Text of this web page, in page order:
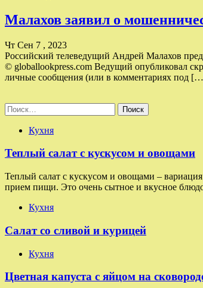
Малахов заявил о
Чт Сен 7 , 2023
Российский телеведущий Андрей Малахов
© globallookpress.com Ведущий опубликовал
личные сообщения (или в комментариях под
Найти:
Кухня
Теплый салат с кускусом и овощами
Теплый салат с кускусом и овощами –
прием пищи. Это очень сытное и вкусное
Кухня
Салат со сливой и курицей
Кухня
Цветная капуста с яйцом на